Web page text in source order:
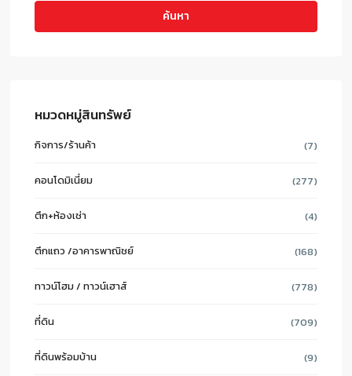
ค้นหา
หมวดหมู่สินทรัพย์
กิจการ/ร้านค้า (7)
คอนโดมิเนี่ยม (277)
ตึก+ห้องเช่า (4)
ตึกแถว /อาคารพาณิชย์ (168)
ทาวน์โฮม / ทาวน์เฮาส์ (778)
ที่ดิน (709)
ที่ดินพร้อมบ้าน (9)